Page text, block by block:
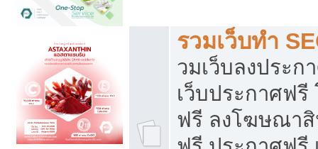
รวมเว็บทำ
วมเว็บลงประก
เว็บประกาศฟ
ฟรี ลงโฆษณา